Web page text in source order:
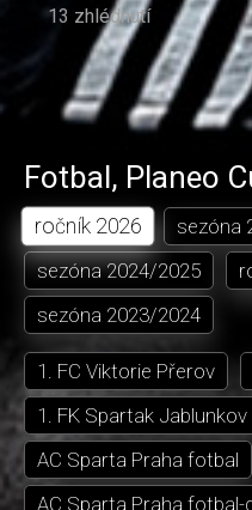
13 zhlédnutí
Fotbal, Planeo
ročník 2026 sezóna
sezóna 2024/2025
sezóna 2023/2024
1. FC Viktorie Přerov
1. FK Spartak Jablunkov
AC Sparta Praha fotbal
AC Sparta Praha fotbal-